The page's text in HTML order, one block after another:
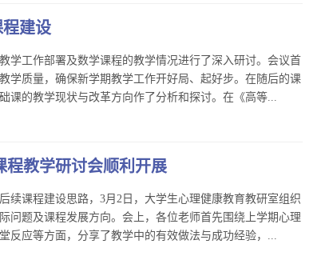
建设
学工作部署及数学课程的教学情况进行了深入研讨。会议首
学质量，确保新学期教学工作开好局、起好步。在随后的课
课的教学现状与改革方向作了分析和探讨。在《高等...
教学研讨会顺利开展
续课程建设思路，3月2日，大学生心理健康教育教研室组织
问题及课程发展方向。会上，各位老师首先围绕上学期心理
反应等方面，分享了教学中的有效做法与成功经验，...